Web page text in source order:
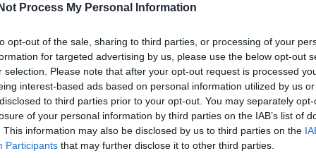
Process My Personal Information
opt-out of the sale, sharing to third parties, or processing of your
for targeted advertising by us, please use the below opt-out
selection. Please note that after your opt-out request is processed
interest-based ads based on personal information utilized by us
to third parties prior to your opt-out. You may separately
of your personal information by third parties on the IAB’s list of
This information may also be disclosed by us to third parties on the
Participants that may further disclose it to other third parties.
feira detidos pela Polícia de Segurança
ao trânsito, durante mais de 20 minutos, na
quando estes se sentaram no chão e
destruir tudo o que amas”. Durante a
panfletos onde se podia ler: “Sabendo o que